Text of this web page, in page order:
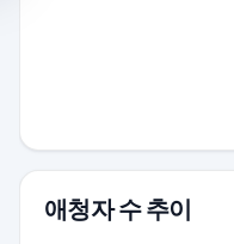
애청자 수 추이